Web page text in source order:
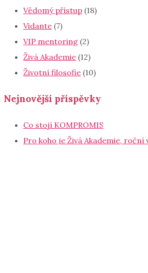
Vědomý přístup (18)
Vidante (7)
VIP mentoring (2)
Živá Akademie (12)
Životní filosofie (10)
Nejnovější příspěvky
Co stojí KOMPROMIS
Pro koho je Živá Akademie, roční